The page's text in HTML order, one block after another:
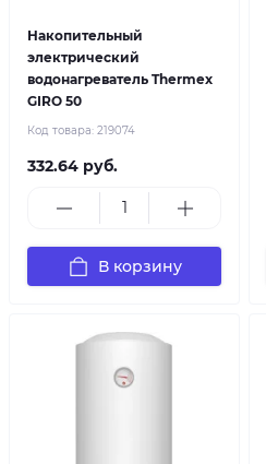
Накопительный
электрический
водонагреватель Thermex
GIRO 50
Код товара: 219074
332.64 руб.
В корзину